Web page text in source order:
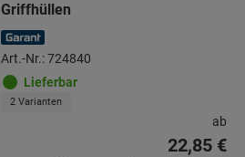
Griffhüllen
Art.-Nr.: 724840
Lieferbar
2 Varianten
ab
22,85 €